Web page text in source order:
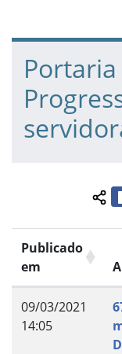
Fim da navegação
Início do conteúdo
Publicado
em
09/03/2021
14:05